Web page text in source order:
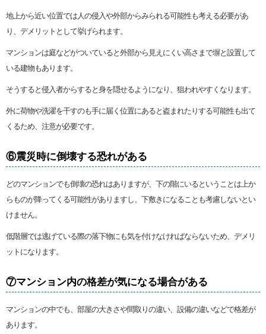
地上から近い位置では人の侵入や外部からみられる可能性も考える必要があ
り、デメリットとして挙げられます。
マンションは庭などがついていると外部から見えにくい高さまで塀と設置して
いる建物もあります。
そうすると侵入者からすると身を隠せるようになり、狙われやすくなります。
外に荷物や洗濯を干すのも手に届く位置にあると盗まれたりする可能性も出て
くるため、注意が必要です。
⑥震災時に倒壊する恐れがある
どのマンションでも倒壊の恐れはありますが、下の階にいるということは上か
らものが降ってくる可能性がありますし、下敷きになることも考慮しないとい
けません。
低階層では逃げている際の落下物にも気を付けなければならないため、デメリ
ットになります。
⑦マンション内の格差が気になる場合がある
マンションの中でも、部屋の大きさや間取りの違い、設備の違いなどで格差が
あります。